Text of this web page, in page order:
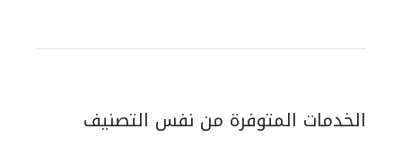
الخدمات المتوفرة من نفس التصنيف